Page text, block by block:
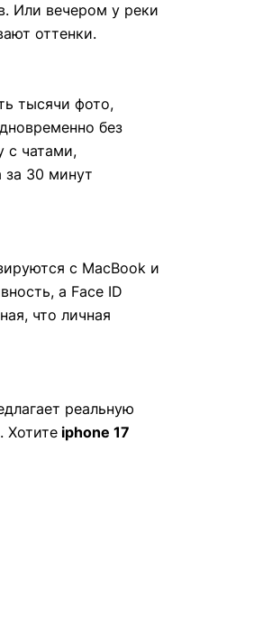
Или вечером у реки
оттенки.
тысячи фото,
без
с чатами,
за 30 минут
с MacBook и
а Face ID
что личная
реальную
Хотите iphone 17